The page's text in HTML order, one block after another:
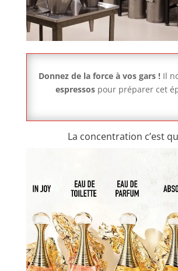
Donnez de la force à vos gars !Il
espressos pour préparer cet
La concentration c’est